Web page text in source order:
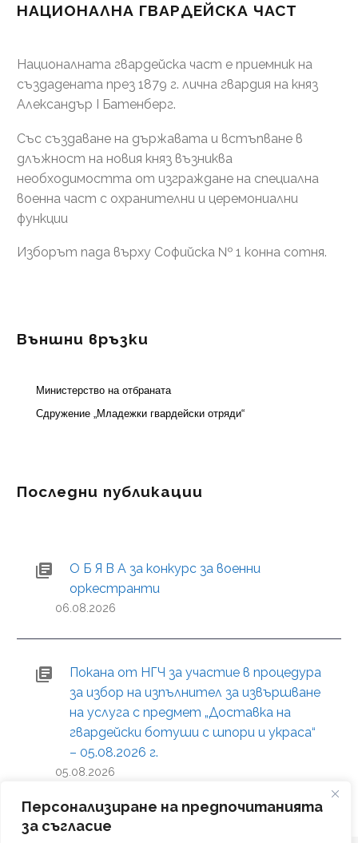
Персонализиране на предпочитанията
за съгласие
НАЦИОНАЛНА ГВАРДЕЙСКА ЧАСТ
Националната гвардейска част е приемник на
създадената през 1879 г. лична гвардия на княз
Александър І Батенберг.
Със създаване на държавата и встъпване в
длъжност на новия княз възниква
необходимостта от изграждане на специална
военна част с охранителни и церемониални
функции
Изборът пада върху Софийска № 1 конна сотня.
Външни връзки
Министерство на отбраната
Сдружение „Младежки гвардейски отряди“
Последни публикации
О Б Я В А за конкурс за военни
оркестранти
06.08.2026
Покана от НГЧ за участие в процедура
за избор на изпълнител за извършване
на услуга с предмет „Доставка на
гвардейски ботуши с шпори и украса“
– 05.08.2026 г.
05.08.2026